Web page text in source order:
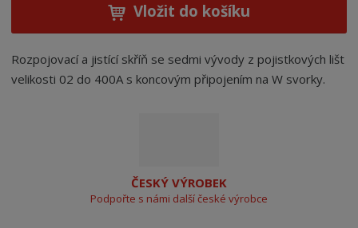
Vložit do košíku
Rozpojovací a jistící skříň se sedmi vývody z pojistkových lišt
velikosti 02 do 400A s koncovým připojením na W svorky.
ČESKÝ VÝROBEK
Podpořte s námi další české výrobce